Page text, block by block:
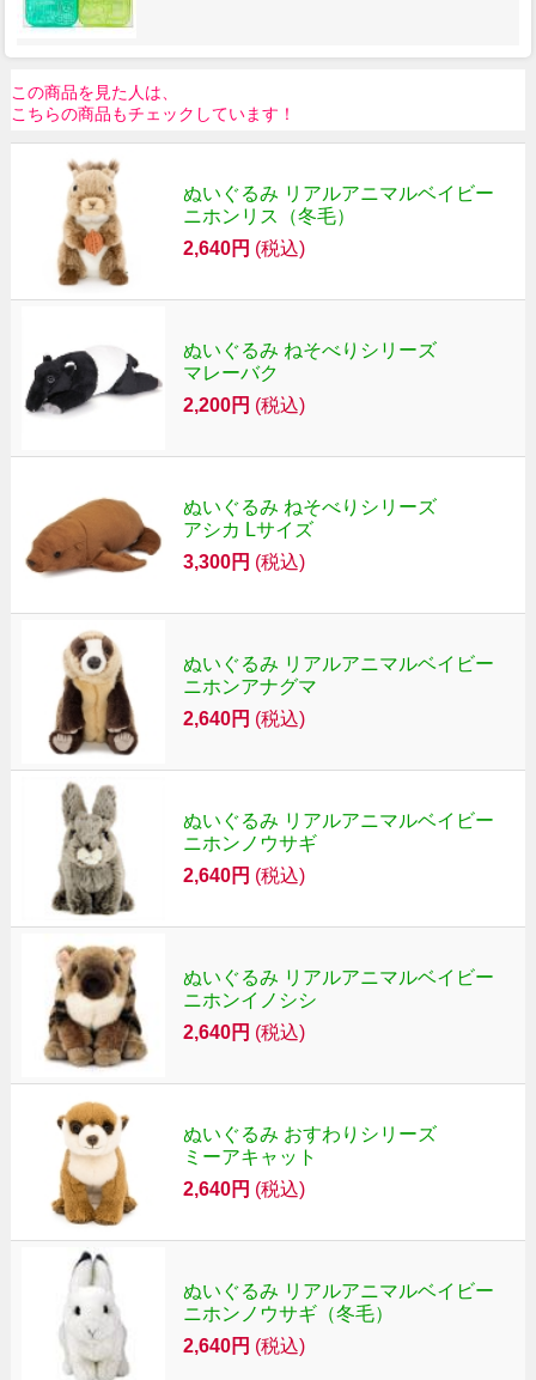
この商品を見た人は、
こちらの商品もチェックしています！
ぬいぐるみ リアルアニマルベイビー
ニホンリス（冬毛）
2,640円 (税込)
ぬいぐるみ ねそべりシリーズ
マレーバク
2,200円 (税込)
ぬいぐるみ ねそべりシリーズ
アシカ Lサイズ
3,300円 (税込)
ぬいぐるみ リアルアニマルベイビー
ニホンアナグマ
2,640円 (税込)
ぬいぐるみ リアルアニマルベイビー
ニホンノウサギ
2,640円 (税込)
ぬいぐるみ リアルアニマルベイビー
ニホンイノシシ
2,640円 (税込)
ぬいぐるみ おすわりシリーズ
ミーアキャット
2,640円 (税込)
ぬいぐるみ リアルアニマルベイビー
ニホンノウサギ（冬毛）
2,640円 (税込)